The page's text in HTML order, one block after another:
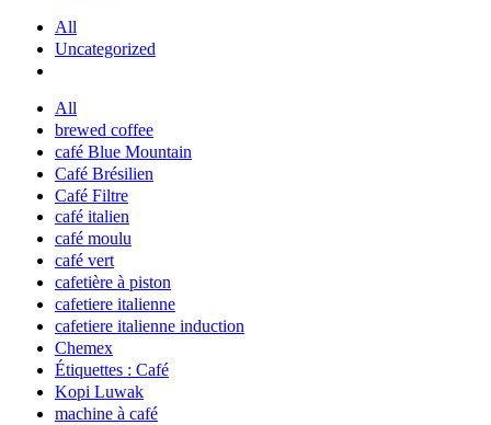
All
Uncategorized
All
brewed coffee
café Blue Mountain
Café Brésilien
Café Filtre
café italien
café moulu
café vert
cafetière à piston
cafetiere italienne
cafetiere italienne induction
Chemex
Étiquettes : Café
Kopi Luwak
machine à café